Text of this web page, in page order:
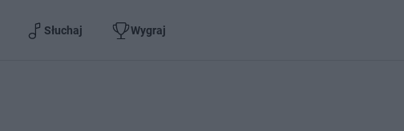
Słuchaj Wygraj